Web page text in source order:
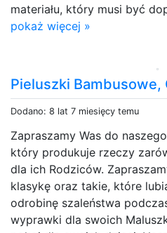
materiału, który musi być
pokaż więcej »
Pieluszki Bambusowe,
Dodano: 8 lat 7 miesięcy temu
Zapraszamy Was do
który produkuje rzeczy
dla ich Rodziców.
klasykę oraz takie, które
odrobinę szaleństwa
wyprawki dla swoich